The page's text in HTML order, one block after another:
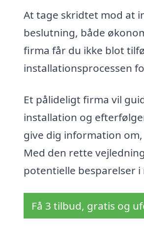
At tage skridtet mod at
beslutning, både
firma får du ikke blot
installationsprocessen
Et pålideligt firma vil
installation og
give dig information
Med den rette
potentielle besparelser
Få 3 tilbud, gratis og